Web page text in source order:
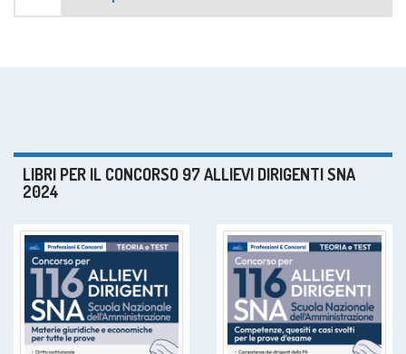
LIBRI PER IL CONCORSO 97 ALLIEVI DIRIGENTI SNA
2024